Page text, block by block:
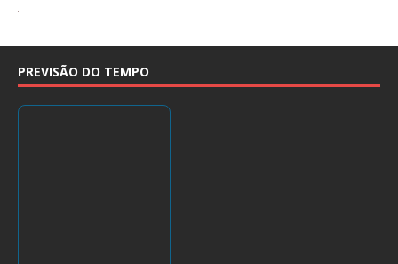
PREVISÃO DO TEMPO